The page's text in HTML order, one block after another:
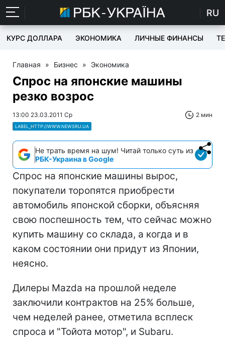
RU
КУРС ДОЛЛАРА ЭКОНОМИКА ЛИЧНЫЕ ФИНАНСЫ
Главная » Бизнес » Экономика
Спрос на японские машины
резко возрос
13:00 23.03.2011 Ср 2 мин
LABEL_HTTP://WWW.NEWSRU.UA
Не трать время на шум! Читай только суть из
РБК-Украина в Google
Спрос на японские машины вырос,
покупатели торопятся приобрести
автомобиль японской сборки, объясняя
свою поспешность тем, что сейчас можно
купить машину со склада, а когда и в
каком состоянии они придут из Японии,
неясно.
Дилеры Mazda на прошлой неделе
заключили контрактов на 25% больше,
чем неделей ранее, отметила всплеск
спроса и "Тойота мотор", и Subaru.